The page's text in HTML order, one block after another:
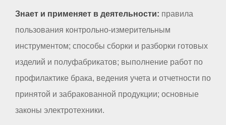
Знает и применяет в деятельности: правила
пользования контрольно-измерительным
инструментом; способы сборки и разборки готовых
изделий и полуфабрикатов; выполнение работ по
профилактике брака, ведения учета и отчетности по
принятой и забракованной продукции; основные
законы электротехники.